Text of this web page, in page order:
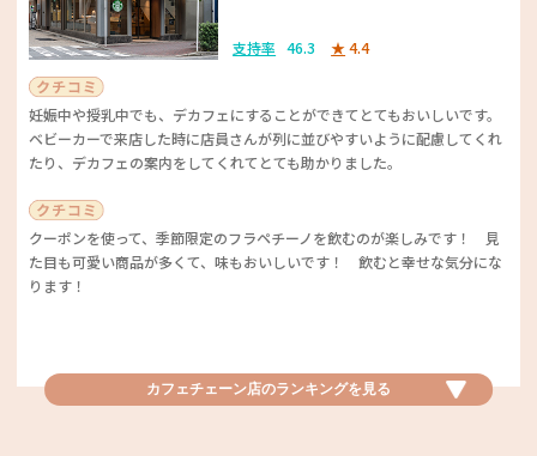
たまに展示場でのイベントの案内が来て、遊びに行くと必ず担当の営業さ
んが連絡をくれます。何かあったらヘーベリアンセンターに連絡すれば修
理業者を手配してもらえます。保証内のものは全てタダでなおしてもらえ
ます。
丈夫な鉄骨構造と長期間の住み心地を提供することへの信頼がベスト機能
性賞の所以です！ ヘーベルハウスのデザインと耐久性・信頼性を好意的
に評価した声が集まりました。デザインも気に入り、安心して長く住める
と感じられることは購入の際、大きな決め手になりますね♪
ハウスメーカーベビカム特別賞
て楽しいです。 遊園地も併設されており1日たっぷり楽しめます。
動物園優秀賞
支持率8.9 ★4.3
支持率 46.3 ★4.4
妊娠中や授乳中でも、デカフェにすることができてとてもおいしいです。
ベビーカーで来店した時に店員さんが列に並びやすいように配慮してくれ
たり、デカフェの案内をしてくれてとても助かりました。
クーポンを使って、季節限定のフラペチーノを飲むのが楽しみです！ 見
た目も可愛い商品が多くて、味もおいしいです！ 飲むと幸せな気分にな
ります！
カフェチェーン店のランキングを 見る
カフェチェーン店優秀賞